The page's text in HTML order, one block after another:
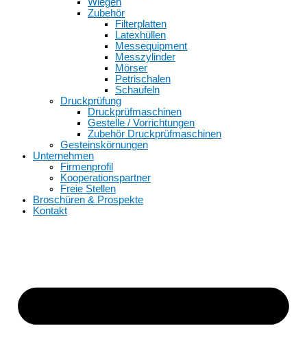
Zubehör
Filterplatten
Latexhüllen
Messequipment
Messzylinder
Mörser
Petrischalen
Schaufeln
Druckprüfung
Druckprüfmaschinen
Gestelle / Vorrichtungen
Zubehör Druckprüfmaschinen
Gesteinskörnungen
Unternehmen
Firmenprofil
Kooperationspartner
Freie Stellen
Broschüren & Prospekte
Kontakt